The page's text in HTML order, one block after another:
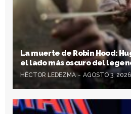
La muerte de Robin Hood:
el lado más oscuro del
HÉCTOR LEDEZMA AGOSTO 3, 2026